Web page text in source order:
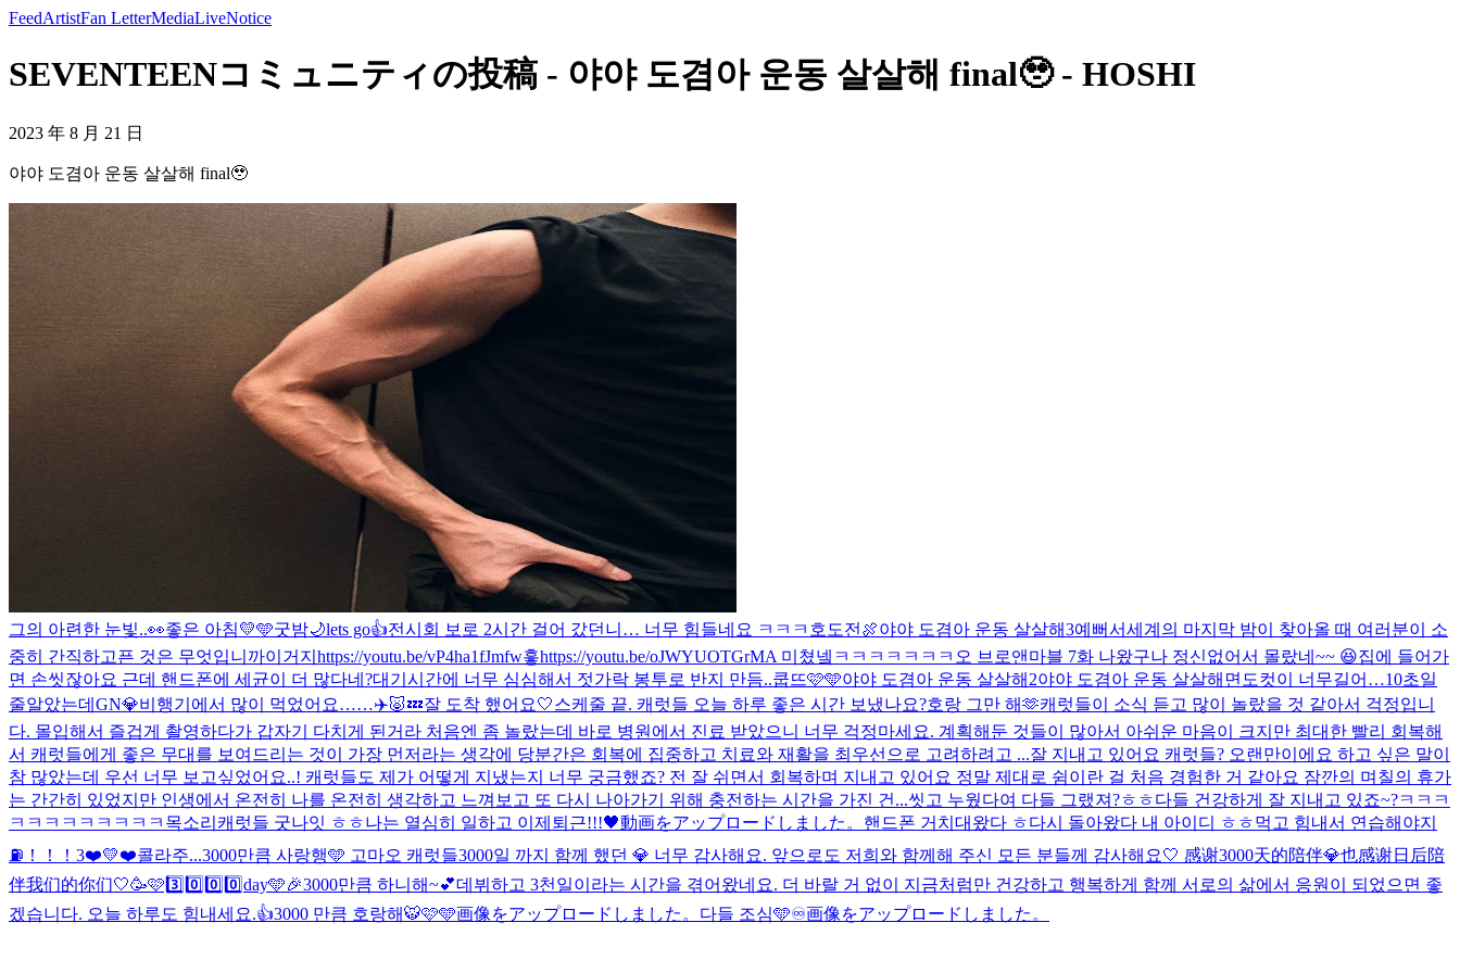
FeedArtistFan LetterMediaLiveNotice
SEVENTEENコミュニティの投稿 - 야야 도겸아 운동 살살해 final🥹 - HOSHI
2023 年 8 月 21 日
야야 도겸아 운동 살살해 final🥹
그의 아련한 눈빛..👀좋은 아침💛🩵굿밤🌙lets go👍전시회 보로 2시간 걸어 갔던니… 너무 힘들네요 ㅋㅋㅋ 호도전🍖야야 도겸아 운동 살살해3예뻐서세계의 마지막 밤이 찾아올 때 여러분이 소
중히 간직하고픈 것은 무엇입니까이거지 https://youtu.be/vP4ha1fJmfw흫https://youtu.be/oJWYUOTGrMA 미쳤넼ㅋㅋㅋㅋㅋㅋㅋ 오 브로앤마블 7화 나왔구나 정신없어서 몰랐네~~ 😆집에 들어가
면 손씻잖아요 근데 핸드폰에 세균이 더 많다네?대기시간에 너무 심심해서 젓가락 봉투로 반지 만듬..쿱뜨🩷🩵야야 도겸아 운동 살살해2야야 도겸아 운동 살살해 면도컷이 너무길어…10초일
줄알았는데 GN💎비행기에서 많이 먹었어요……✈️🐷💤잘 도착 했어요🤍스케줄 끝. 캐럿들 오늘 하루 좋은 시간 보냈나요?호랑 그만 해🫶캐럿들이 소식 듣고 많이 놀랐을 것 같아서 걱정입니
다. 몰입해서 즐겁게 촬영하다가 갑자기 다치게 된거라 처음엔 좀 놀랐는데 바로 병원에서 진료 받았으니 너무 걱정마세요. 계획해둔 것들이 많아서 아쉬운 마음이 크지만 최대한 빨리 회복해
서 캐럿들에게 좋은 무대를 보여드리는 것이 가장 먼저라는 생각에 당분간은 회복에 집중하고 치료와 재활을 최우선으로 고려하려고 ...잘 지내고 있어요 캐럿들? 오랜만이에요 하고 싶은 말이
참 많았는데 우선 너무 보고싶었어요..! 캐럿들도 제가 어떻게 지냈는지 너무 궁금했죠? 전 잘 쉬면서 회복하며 지내고 있어요 정말 제대로 쉼이란 걸 처음 경험한 거 같아요 잠깐의 며칠의 휴가
는 간간히 있었지만 인생에서 온전히 나를 온전히 생각하고 느껴보고 또 다시 나아가기 위해 충전하는 시간을 가진 건...씻고 누웠다여 다들 그랬져?ㅎㅎ다들 건강하게 잘 지내고 있죠~?ㅋㅋㅋ
ㅋㅋㅋㅋㅋㅋㅋㅋㅋ 목소리 캐럿들 굿나잇 ㅎㅎ나는 열심히 일하고 이제퇴근!!!🖤動画をアップロードしました。 핸드폰 거치대왔다 ㅎ다시 돌아왔다 내 아이디 ㅎㅎ먹고 힘내서 연습해야지
⛽️！！！ 3❤️💛❤️콜라주...3000만큼 사랑행🩵 고마오 캐럿들3000일 까지 함께 했던 💎 너무 감사해요. 앞으로도 저희와 함께해 주신 모든 분들께 감사해요🤍 感谢3000天的陪伴💎也感谢日后陪
伴我们的你们🤍🥳🩷3️⃣0️⃣0️⃣0️⃣day🩵🎉3000만큼 하니해~💕데뷔하고 3천일이라는 시간을 겪어왔네요. 더 바랄 거 없이 지금처럼만 건강하고 행복하게 함께 서로의 삶에서 응원이 되었으면 좋
겠습니다. 오늘 하루도 힘내세요.👍3000 만큼 호랑해🐯🩷🩵画像をアップロードしました。 다들 조심🩵♾️画像をアップロードしました。